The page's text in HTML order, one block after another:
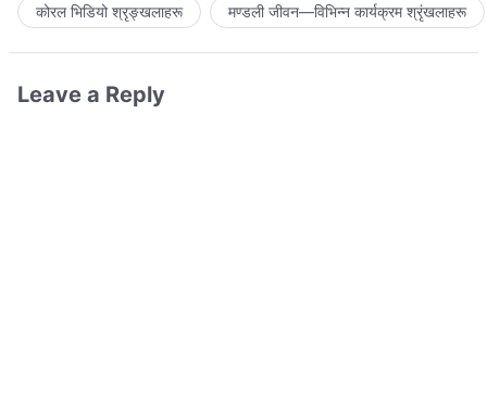
कोरल भिडियो श्रृङ्खलाहरू मण्डली जीवन—विभिन्‍न कार्यक्रम श्रृंखलाहरू
Leave a Reply